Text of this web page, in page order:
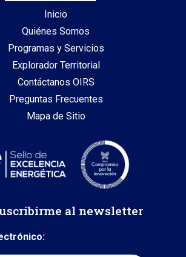
Inicio
Quiénes Somos
Programas y Servicios
Explorador Territorial
Contáctanos OIRS
Preguntas Frecuentes
Mapa de Sitio
al newsletter